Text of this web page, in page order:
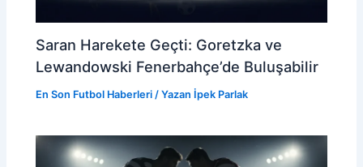
Saran Harekete Geçti: Goretzka ve
Lewandowski Fenerbahçe’de Buluşabilir
En Son Futbol Haberleri / Yazan İpek Parlak